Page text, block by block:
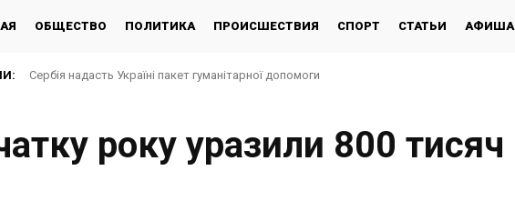
ОБЩЕСТВО ПОЛИТИКА ПРОИСШЕСТВИЯ СПОРТ СТАТЬИ АФИША
Сербія надасть Україні пакет гуманітарної допомоги
року уразили 800 тисяч